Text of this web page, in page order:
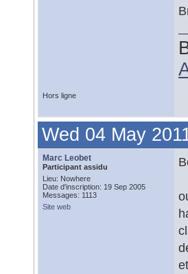
Hors ligne
Wed 04 May
Marc Leobet
Participant assidu
Lieu: Nowhere
Date d'inscription: 19 Sep 2005
Messages: 1113
Site web